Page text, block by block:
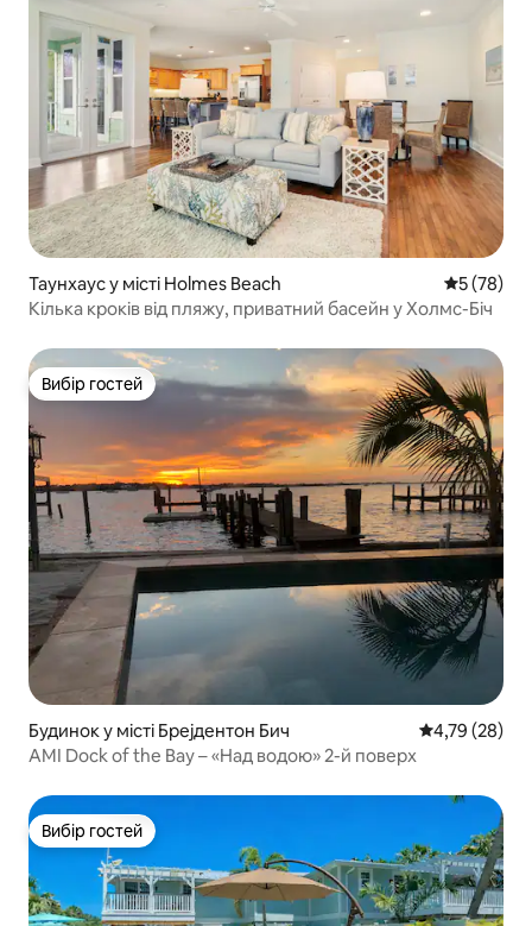
Таунхаус у місті Holmes Beach Середня
5 (78)
Кілька кроків від пляжу, приватний басейн у Холмс-Біч
Вибір гостей
Вибір гостей
Будинок у місті Брејдентон Бич Середня
4,79 (28)
AMI Dock of the Bay – «Над водою» 2-й поверх
Вибір гостей
Вибір гостей